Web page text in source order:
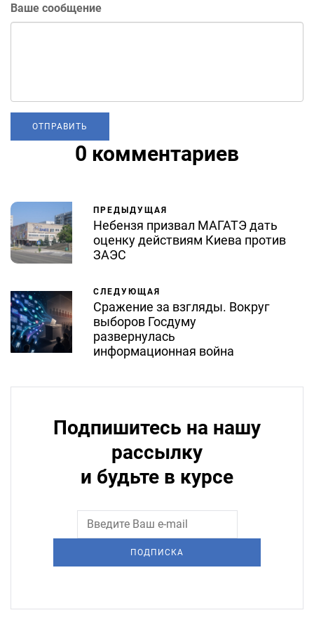
Ваше сообщение
0 комментариев
ПРЕДЫДУЩАЯ
Небензя призвал МАГАТЭ дать
оценку действиям Киева против
ЗАЭС
СЛЕДУЮЩАЯ
Сражение за взгляды. Вокруг
выборов Госдуму
развернулась
информационная война
Подпишитесь на нашу
рассылку
и будьте в курсе
ПОДПИСКА